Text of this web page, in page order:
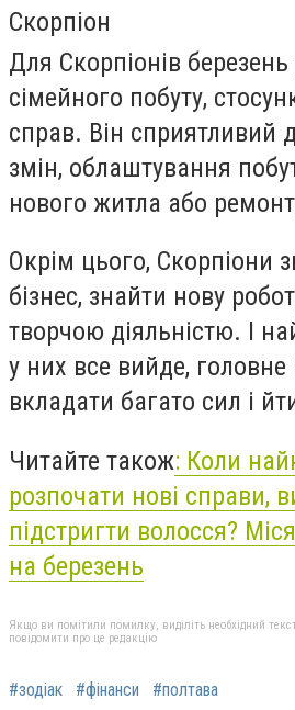
Скорпіон
Для Скорпіонів березень
сімейного побуту,
справ. Він сприятливий
змін, облаштування
нового житла або
Окрім цього, Скорпіони
бізнес, знайти нову
творчою діяльністю. І
у них все вийде, головне
вкладати багато сил і
Читайте також: Коли
розпочати нові справи,
підстригти волосся?
на березень
Якщо ви помітили помилку, виділіть необхідний
повідомити про це редакцію
#зодіак #фінанси #полтава